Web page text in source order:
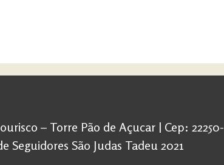
– Torre Pão de Açucar | Cep: 22250-
Seguidores São Judas Tadeu 2021